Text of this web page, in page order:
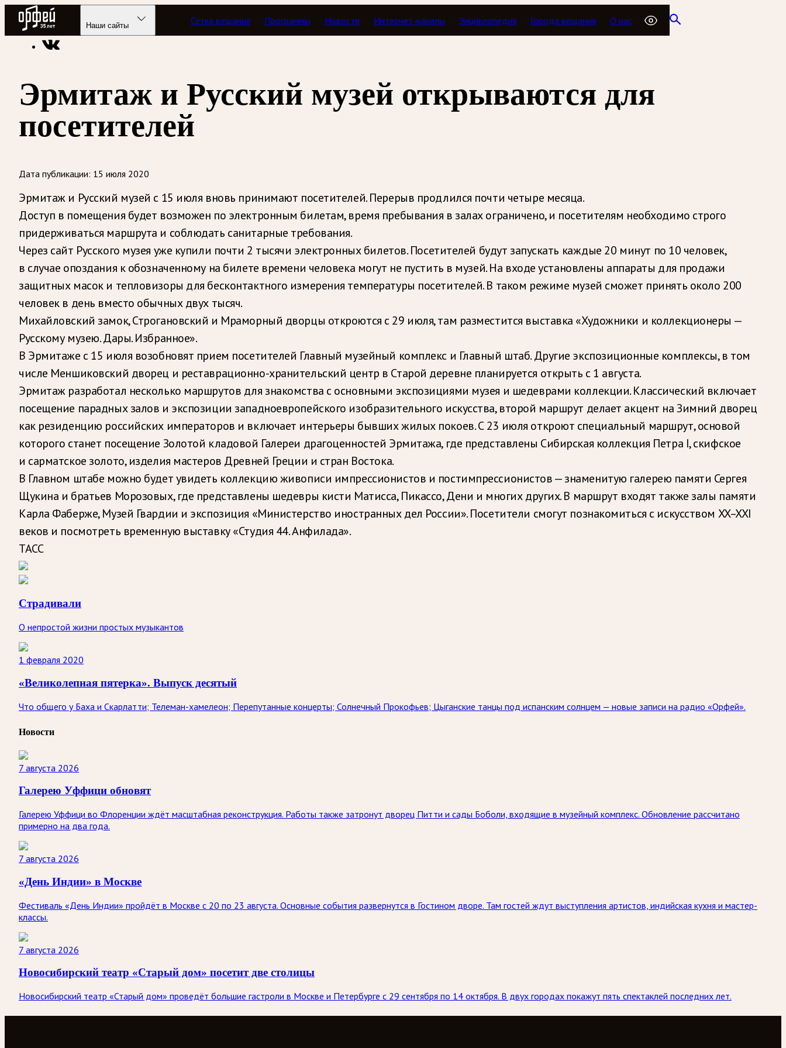
Радио Орфей
Наши сайты Сетка вещания Программы Новости Интернет-каналы Энциклопедия Города вещания О нас
Радио классической музыки «Орфей» Новости
Эрмитаж и Русский музей открываются для
посетителей
Дата публикации: 15 июля 2020
Эрмитаж и Русский музей с 15 июля вновь принимают посетителей. Перерыв продлился почти четыре месяца.
Доступ в помещения будет возможен по электронным билетам, время пребывания в залах ограничено, и посетителям необходимо строго
придерживаться маршрута и соблюдать санитарные требования.
Через сайт Русского музея уже купили почти 2 тысячи электронных билетов. Посетителей будут запускать каждые 20 минут по 10 человек,
в случае опоздания к обозначенному на билете времени человека могут не пустить в музей. На входе установлены аппараты для продажи
защитных масок и тепловизоры для бесконтактного измерения температуры посетителей. В таком режиме музей сможет принять около 200
человек в день вместо обычных двух тысяч.
Михайловский замок, Строгановский и Мраморный дворцы откроются с 29 июля, там разместится выставка «Художники и коллекционеры —
Русскому музею. Дары. Избранное».
В Эрмитаже с 15 июля возобновят прием посетителей Главный музейный комплекс и Главный штаб. Другие экспозиционные комплексы, в том
числе Меншиковский дворец и реставрационно-хранительский центр в Старой деревне планируется открыть с 1 августа.
Эрмитаж разработал несколько маршрутов для знакомства с основными экспозициями музея и шедеврами коллекции. Классический включает
посещение парадных залов и экспозиции западноевропейского изобразительного искусства, второй маршрут делает акцент на Зимний дворец
как резиденцию российских императоров и включает интерьеры бывших жилых покоев. С 23 июля откроют специальный маршрут, основой
которого станет посещение Золотой кладовой Галереи драгоценностей Эрмитажа, где представлены Сибирская коллекция Петра I, скифское
и сарматское золото, изделия мастеров Древней Греции и стран Востока.
В Главном штабе можно будет увидеть коллекцию живописи импрессионистов и постимпрессионистов — знаменитую галерею памяти Сергея
Щукина и братьев Морозовых, где представлены шедевры кисти Матисса, Пикассо, Дени и многих других. В маршрут входят также залы памяти
Карла Фаберже, Музей Гвардии и экспозиция «Министерство иностранных дел России». Посетители смогут познакомиться с искусством XX–XXI
веков и посмотреть временную выставку «Студия 44. Анфилада».
ТАСС
Страдивали
О непростой жизни простых музыкантов
1 февраля 2020
«Великолепная пятерка». Выпуск десятый
Что общего у Баха и Скарлатти; Телеман-хамелеон; Перепутанные концерты; Солнечный Прокофьев; Цыганские танцы под испанским солнцем — новые записи на радио «Орфей».
Новости
7 августа 2026
Галерею Уффици обновят
Галерею Уффици во Флоренции ждёт масштабная реконструкция. Работы также затронут дворец Питти и сады Боболи, входящие в музейный комплекс. Обновление рассчитано
примерно на два года.
7 августа 2026
«День Индии» в Москве
Фестиваль «День Индии» пройдёт в Москве с 20 по 23 августа. Основные события развернутся в Гостином дворе. Там гостей ждут выступления артистов, индийская кухня и мастер-
классы.
7 августа 2026
Новосибирский театр «Старый дом» посетит две столицы
Новосибирский театр «Старый дом» проведёт большие гастроли в Москве и Петербурге с 29 сентября по 14 октября. В двух городах покажут пять спектаклей последних лет.